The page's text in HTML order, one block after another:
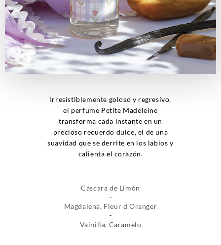
Irresistiblemente goloso y regresivo,
el perfume Petite Madeleine
transforma cada instante en un
precioso recuerdo dulce, el de una
suavidad que se derrite en los labios y
calienta el corazón.
Cáscara de Limón
Magdalena, Fleur d'Oranger
Vainilla, Caramelo